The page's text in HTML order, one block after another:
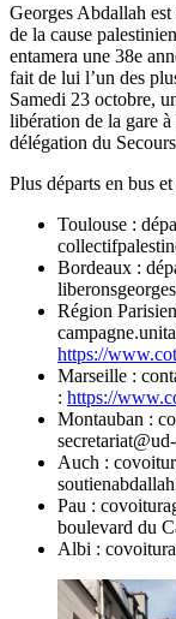
Georges Abdallah
de la cause
entamera une 38e
fait de lui l’un des
Samedi 23 octobre,
libération de la gare
délégation du
Plus départs en bus
Toulouse :
Bordeaux :
Région
https://
Marseille :
: https://
Montauban :
Auch :
Pau :
boulevard du
Albi :